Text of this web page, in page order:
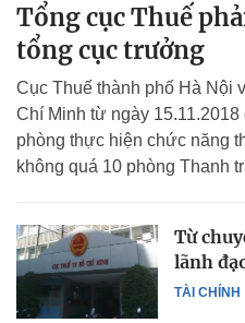
Tổng cục Thuế
tổng cục trưởng
Cục Thuế thành phố Hà Nội
Chí Minh từ ngày
phòng thực hiện chức năng
không quá 10 phòng Thanh
TÀI CHÍNH
Từ
lãnh